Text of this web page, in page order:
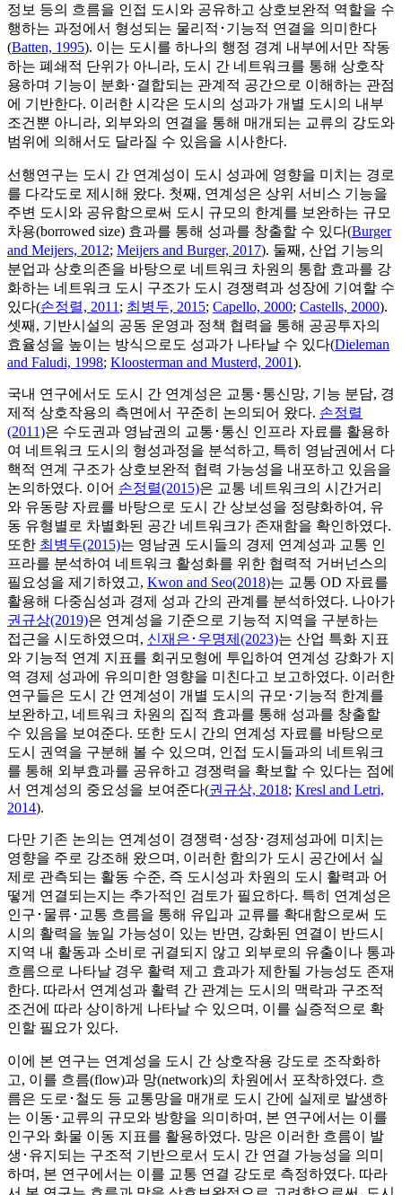
정보 등의 흐름을 인접 도시와 공유하고 상호보완적 역할을 수
행하는 과정에서 형성되는 물리적･기능적 연결을 의미한다
(Batten, 1995). 이는 도시를 하나의 행정 경계 내부에서만 작동
하는 폐쇄적 단위가 아니라, 도시 간 네트워크를 통해 상호작
용하며 기능이 분화･결합되는 관계적 공간으로 이해하는 관점
에 기반한다. 이러한 시각은 도시의 성과가 개별 도시의 내부
조건뿐 아니라, 외부와의 연결을 통해 매개되는 교류의 강도와
범위에 의해서도 달라질 수 있음을 시사한다.
선행연구는 도시 간 연계성이 도시 성과에 영향을 미치는 경로
를 다각도로 제시해 왔다. 첫째, 연계성은 상위 서비스 기능을
주변 도시와 공유함으로써 도시 규모의 한계를 보완하는 규모
차용(borrowed size) 효과를 통해 성과를 창출할 수 있다(Burger
and Meijers, 2012; Meijers and Burger, 2017). 둘째, 산업 기능의
분업과 상호의존을 바탕으로 네트워크 차원의 통합 효과를 강
화하는 네트워크 도시 구조가 도시 경쟁력과 성장에 기여할 수
있다(손정렬, 2011 ; 최병두, 2015; Capello, 2000; Castells, 2000).
셋째, 기반시설의 공동 운영과 정책 협력을 통해 공공투자의
효율성을 높이는 방식으로도 성과가 나타날 수 있다(Dieleman
and Faludi, 1998; Kloosterman and Musterd, 2001).
국내 연구에서도 도시 간 연계성은 교통･통신망, 기능 분담, 경
제적 상호작용의 측면에서 꾸준히 논의되어 왔다. 손정렬
(2011)은 수도권과 영남권의 교통･통신 인프라 자료를 활용하
여 네트워크 도시의 형성과정을 분석하고, 특히 영남권에서 다
핵적 연계 구조가 상호보완적 협력 가능성을 내포하고 있음을
논의하였다. 이어 손정렬(2015)은 교통 네트워크의 시간거리
와 유동량 자료를 바탕으로 도시 간 상보성을 정량화하여, 유
동 유형별로 차별화된 공간 네트워크가 존재함을 확인하였다.
또한 최병두(2015)는 영남권 도시들의 경제 연계성과 교통 인
프라를 분석하여 네트워크 활성화를 위한 협력적 거버넌스의
필요성을 제기하였고, Kwon and Seo(2018)는 교통 OD 자료를
활용해 다중심성과 경제 성과 간의 관계를 분석하였다. 나아가
권규상(2019)은 연계성을 기준으로 기능적 지역을 구분하는
접근을 시도하였으며, 신재은･우명제(2023)는 산업 특화 지표
와 기능적 연계 지표를 회귀모형에 투입하여 연계성 강화가 지
역 경제 성과에 유의미한 영향을 미친다고 보고하였다. 이러한
연구들은 도시 간 연계성이 개별 도시의 규모･기능적 한계를
보완하고, 네트워크 차원의 집적 효과를 통해 성과를 창출할
수 있음을 보여준다. 또한 도시 간의 연계성 자료를 바탕으로
도시 권역을 구분해 볼 수 있으며, 인접 도시들과의 네트워크
를 통해 외부효과를 공유하고 경쟁력을 확보할 수 있다는 점에
서 연계성의 중요성을 보여준다(권규상, 2018; Kresl and Letri,
2014).
다만 기존 논의는 연계성이 경쟁력･성장･경제성과에 미치는
영향을 주로 강조해 왔으며, 이러한 함의가 도시 공간에서 실
제로 관측되는 활동 수준, 즉 도시성과 차원의 도시 활력과 어
떻게 연결되는지는 추가적인 검토가 필요하다. 특히 연계성은
인구･물류･교통 흐름을 통해 유입과 교류를 확대함으로써 도
시의 활력을 높일 가능성이 있는 반면, 강화된 연결이 반드시
지역 내 활동과 소비로 귀결되지 않고 외부로의 유출이나 통과
흐름으로 나타날 경우 활력 제고 효과가 제한될 가능성도 존재
한다. 따라서 연계성과 활력 간 관계는 도시의 맥락과 구조적
조건에 따라 상이하게 나타날 수 있으며, 이를 실증적으로 확
인할 필요가 있다.
이에 본 연구는 연계성을 도시 간 상호작용 강도로 조작화하
고, 이를 흐름(flow)과 망(network)의 차원에서 포착하였다. 흐
름은 도로･철도 등 교통망을 매개로 도시 간에 실제로 발생하
는 이동･교류의 규모와 방향을 의미하며, 본 연구에서는 이를
인구와 화물 이동 지표를 활용하였다. 망은 이러한 흐름이 발
생･유지되는 구조적 기반으로서 도시 간 연결 가능성을 의미
하며, 본 연구에서는 이를 교통 연결 강도로 측정하였다. 따라